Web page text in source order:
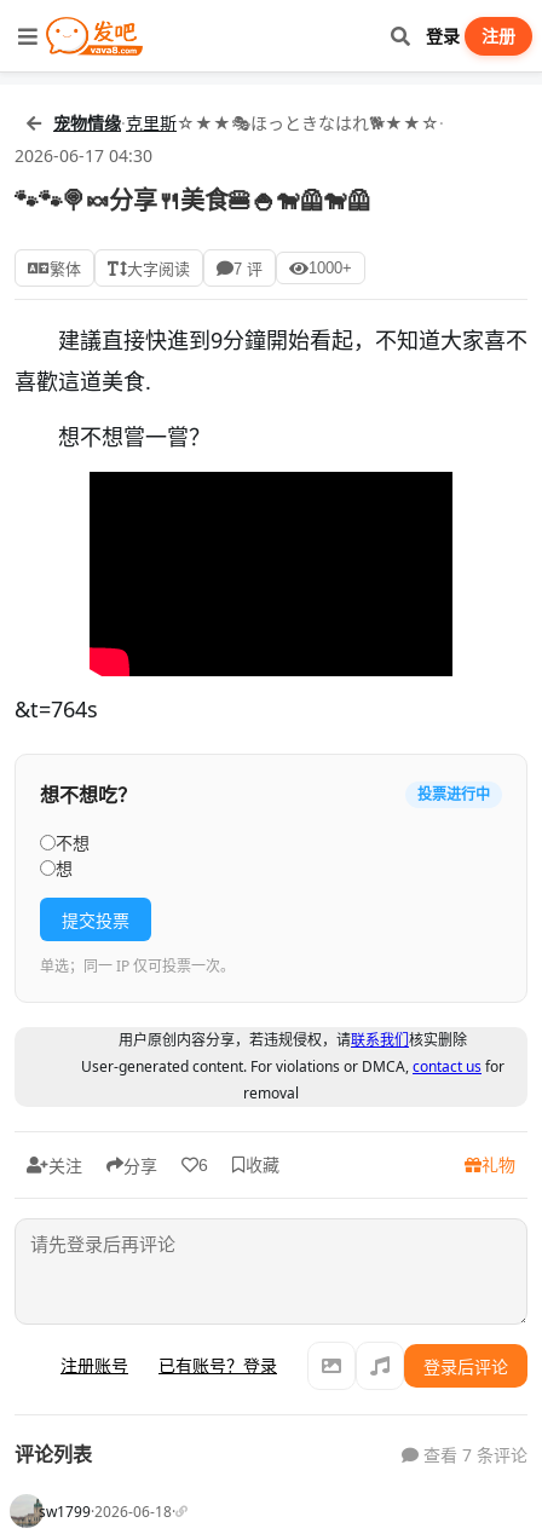
登录 注册
宠物情缘·克里斯☆★★🎭ほっときなはれ🐕★★☆·
2026-06-17 04:30
🐾🐾🍭🍬分享🍴美食🍔🍚🐕‍🦺🐕‍🦺
繁体 大字阅读 7 评 1000+
建議直接快進到9分鐘開始看起，不知道大家喜不
喜歡這道美食.
想不想嘗一嘗？
&t=764s
想不想吃？ 投票进行中
不想
想
提交投票
单选；同一 IP 仅可投票一次。
用户原创内容分享，若违规侵权，请联系我们核实删除
User-generated content. For violations or DMCA,contact usfor
removal
关注 分享 6 收藏 礼物
注册账号 已有账号？登录 登录后评论
评论列表 查看 7 条评论
sw1799·2026-06-18·